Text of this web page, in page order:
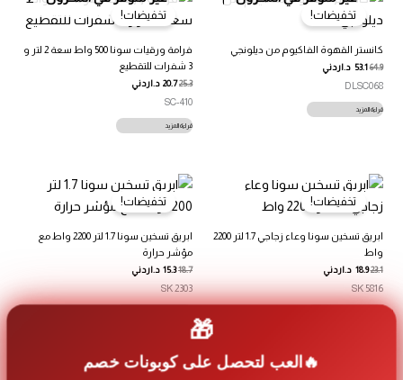
تخفيضات!
كانستر القهوة الفاكيوم من ديلونجي
64.9
53.1 د.اردني
DLSC068
قراءة المزيد
تخفيضات!
فرامة ورقيات سونا 500 واط سعة 2 لتر و
3 شفرات للتقطيع
25.3
20.7 د.اردني
SC-410
قراءة المزيد
تخفيضات!
ابريق تسخين سونا وعاء زجاجي 1.7 لتر 2200
واط
23.1
18.9 د.اردني
SK 5816
تخفيضات!
ابريق تسخين سونا 1.7 لتر 2200 واط مع
مؤشر حرارة
18.7
15.3 د.اردني
SK 2303
غير متوفر في المخزون
🎁
العب لتحصل على كوبونات خصم